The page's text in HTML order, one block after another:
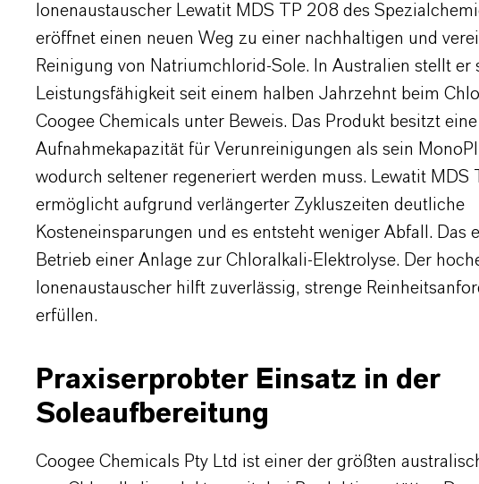
Ionenaustauscher Lewatit MDS TP 208 des
eröffnet einen neuen Weg zu einer nachhaltigen und
Reinigung von Natriumchlorid-Sole. In Australien stellt er
Leistungsfähigkeit seit einem halben Jahrzehnt beim
Coogee Chemicals unter Beweis. Das Produkt besitzt
Aufnahmekapazität für Verunreinigungen als sein
wodurch seltener regeneriert werden muss. Lewatit MDS
ermöglicht aufgrund verlängerter Zykluszeiten deutliche
Kosteneinsparungen und es entsteht weniger Abfall. Das
Betrieb einer Anlage zur Chloralkali-Elektrolyse. Der
Ionenaustauscher hilft zuverlässig, strenge
erfüllen.
Praxiserprobter Einsatz in der
Soleaufbereitung
Coogee Chemicals Pty Ltd ist einer der größten